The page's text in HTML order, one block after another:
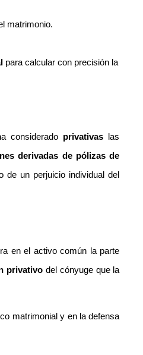
matrimonio.
para calcular con precisión la
considerado privativas las
derivadas de pólizas de
un perjuicio individual del
en el activo común la parte
privativo del cónyuge que la
matrimonial y en la defensa